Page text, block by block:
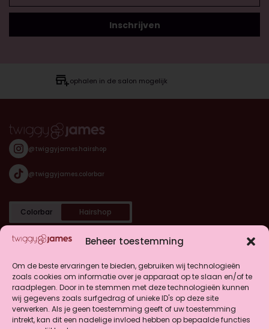
Beheer toestemming
Om de beste ervaringen te bieden, gebruiken wij technologieën
zoals cookies om informatie over je apparaat op te slaan en/of te
raadplegen. Door in te stemmen met deze technologieën kunnen
wij gegevens zoals surfgedrag of unieke ID's op deze site
verwerken. Als je geen toestemming geeft of uw toestemming
intrekt, kan dit een nadelige invloed hebben op bepaalde functies
ophalen in de salon mogelijk
Colorbar Hairshop
@twiggyjames.hairshop
@twiggyjames.colorbar
Categorieën
Shop
Klantenservice